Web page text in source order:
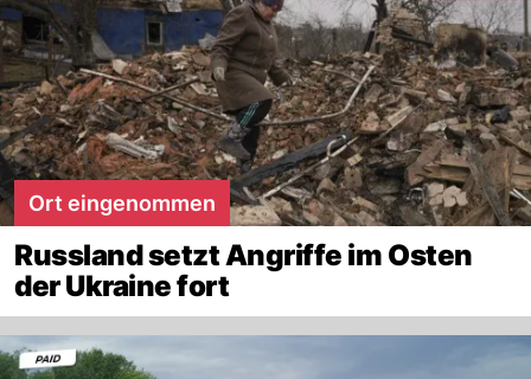
Ort eingenommen
Russland setzt Angriffe im Osten
der Ukraine fort